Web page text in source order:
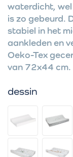
waterdicht,
is zo gebeurd.
stabiel in het
aankleden en
Oeko-Tex
van 72x44 cm.
dessin